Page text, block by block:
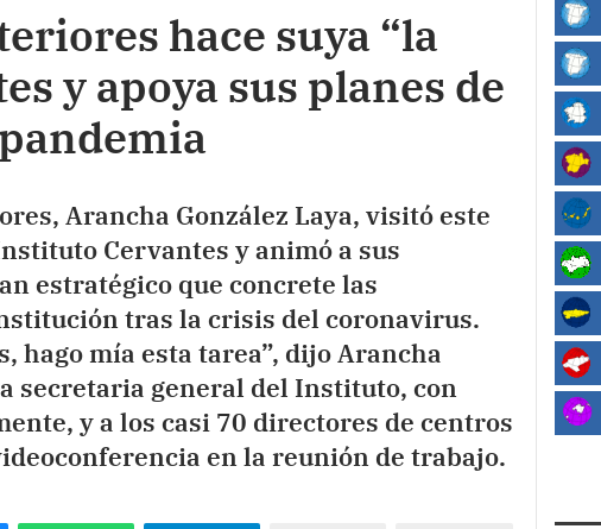
hace suya “la
y apoya sus planes de
Arancha González Laya, visitó este
Cervantes y animó a sus
estratégico que concrete las
tras la crisis del coronavirus.
hago mía esta tarea”, dijo Arancha
secretaria general del Instituto, con
y a los casi 70 directores de centros
en la reunión de trabajo.